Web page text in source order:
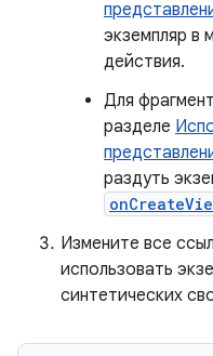
экземпляр в
действия.
Для
разделе
раздуть
Измените все
использовать
синтетических